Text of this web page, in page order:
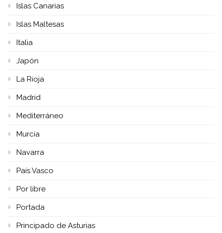
Islas Canarias
Islas Maltesas
Italia
Japón
La Rioja
Madrid
Mediterráneo
Murcia
Navarra
País Vasco
Por libre
Portada
Principado de Asturias